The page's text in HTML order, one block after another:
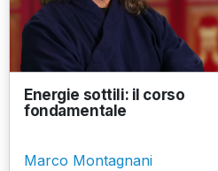
Energie sottili: il corso
fondamentale
Marco Montagnani